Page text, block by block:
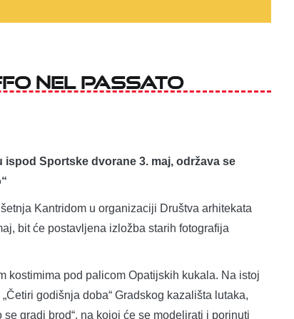
NEL PASSATO
ispod Sportske dvorane 3. maj, održava se
Kantridom u organizaciji Društva arhitekata
bit će postavljena izložba starih fotografija
kostimima pod palicom Opatijskih kukala. Na istoj
godišnja doba“ Gradskog kazališta lutaka,
gradi brod“, na kojoj će se modelirati i porinuti